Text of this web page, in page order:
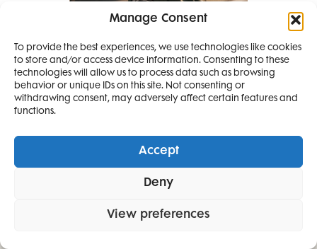
Manage Consent
To provide the best experiences, we use technologies like cookies
to store and/or access device information. Consenting to these
technologies will allow us to process data such as browsing
behavior or unique IDs on this site. Not consenting or
withdrawing consent, may adversely affect certain features and
functions.
Accept
Deny
View preferences
SMANJI
4 IZDANJA
I 2 IZDANJA ELLE
DECORATIONA +
POKLON
SAMO